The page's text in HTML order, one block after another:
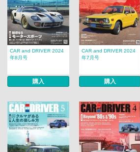
CAR and DRIVER 2024
年8月号
購入
CAR and DRIVER 2024
年7月号
購入